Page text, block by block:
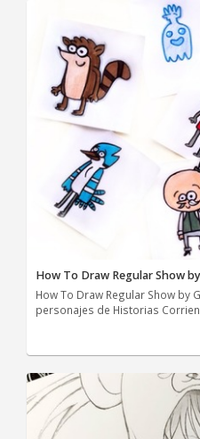
How To Draw Regular Show
How To Draw Regular Show by
personajes de Historias